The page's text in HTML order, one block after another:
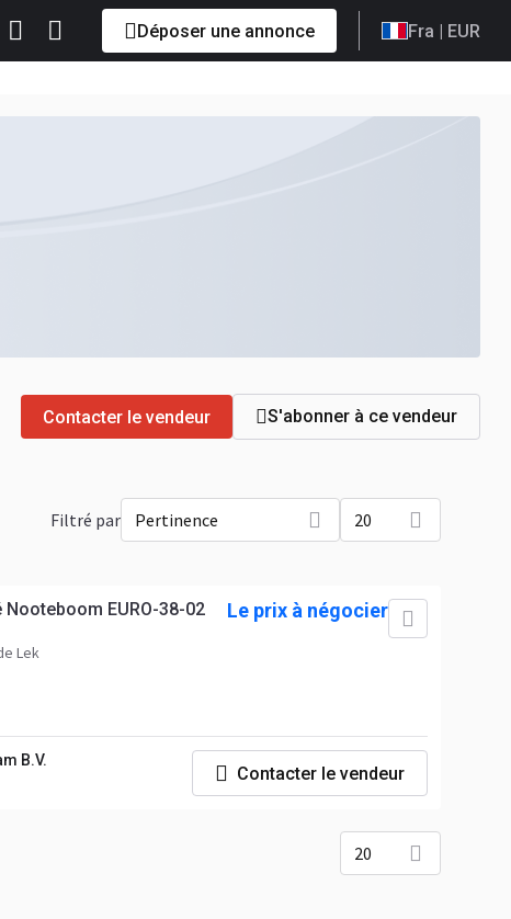
Déposer une annonce Fra | EUR
Contacter le vendeur S'abonner à ce vendeur
Filtré par Pertinence 20
EURO-38-02
Lek
Le prix à négocier
B.V.
Contacter le vendeur
20